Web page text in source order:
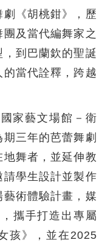
《胡桃鉗》，歷
及當代編舞家之
到巴蘭欽的聖誕
當代詮釋，跨越
家藝文場館－衛
三年的芭蕾舞劇
舞者，並延伸教
學生設計並製作
術體驗計畫，媒
攜手打造出專屬
孩》，並在2025